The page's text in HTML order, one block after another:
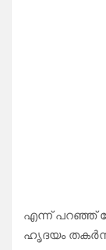
എന്ന് പറഞ്ഞ്
ഹൃദയം